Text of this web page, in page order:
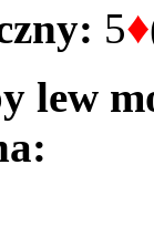
5♦
lew